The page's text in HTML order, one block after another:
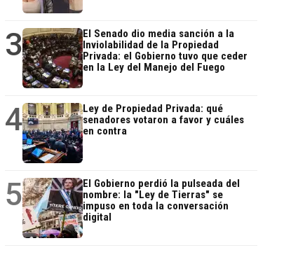
3
El Senado dio media sanción a la
Inviolabilidad de la Propiedad
Privada: el Gobierno tuvo que ceder
en la Ley del Manejo del Fuego
4
Ley de Propiedad Privada: qué
senadores votaron a favor y cuáles
en contra
5
El Gobierno perdió la pulseada del
nombre: la "Ley de Tierras" se
impuso en toda la conversación
digital